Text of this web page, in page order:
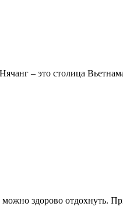
– это столица
здорово отдохнуть.